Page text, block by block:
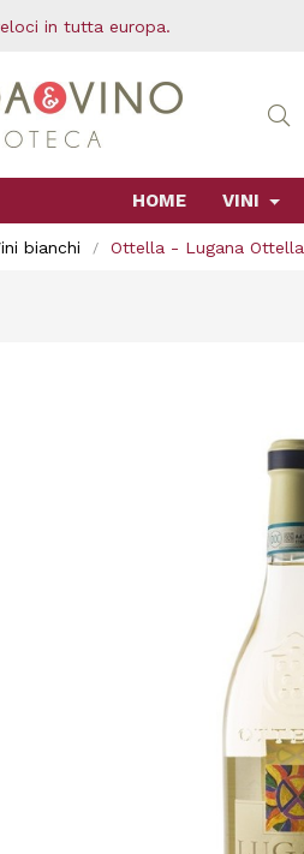
in tutta europa.
HOME VINI
bianchi Ottella - Lugana Ottella